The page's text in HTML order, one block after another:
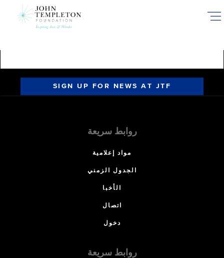
SIGN UP FOR NEWS AT JTF
روابط سريعة
مواد إعلامية
الجدول الزمني
الأخبا
اتصال
دخول
روابط سريعة